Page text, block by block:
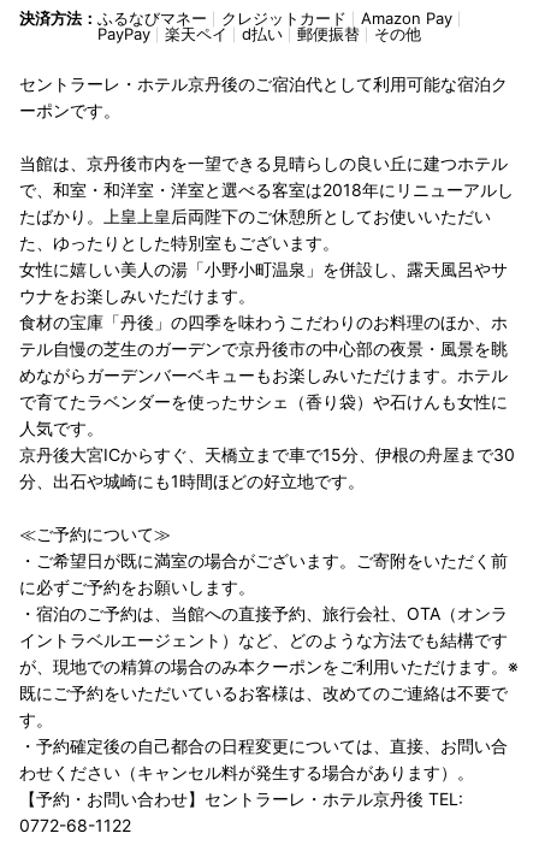
決済方法： ふるなびマネー クレジットカード
Amazon Pay
PayPay
楽天ペイ d払い 郵便振替 その他
セントラーレ・ホテル京丹後のご宿泊代として利用可能な宿泊ク
ーポンです。
当館は、京丹後市内を一望できる見晴らしの良い丘に建つホテル
で、和室・和洋室・洋室と選べる客室は2018年にリニューアルし
たばかり。上皇上皇后両陛下のご休憩所としてお使いいただい
た、ゆったりとした特別室もございます。
女性に嬉しい美人の湯「小野小町温泉」を併設し、露天風呂やサ
ウナをお楽しみいただけます。
食材の宝庫「丹後」の四季を味わうこだわりのお料理のほか、ホ
テル自慢の芝生のガーデンで京丹後市の中心部の夜景・風景を眺
めながらガーデンバーベキューもお楽しみいただけます。ホテル
で育てたラベンダーを使ったサシェ（香り袋）や石けんも女性に
人気です。
京丹後大宮ICからすぐ、天橋立まで車で15分、伊根の舟屋まで30
分、出石や城崎にも1時間ほどの好立地です。
≪ご予約について≫
・ご希望日が既に満室の場合がございます。ご寄附をいただく前
に必ずご予約をお願いします。
・宿泊のご予約は、当館への直接予約、旅行会社、OTA（オンラ
イントラベルエージェント）など、どのような方法でも結構です
が、現地での精算の場合のみ本クーポンをご利用いただけます。※
既にご予約をいただいているお客様は、改めてのご連絡は不要で
す。
・予約確定後の自己都合の日程変更については、直接、お問い合
わせください（キャンセル料が発生する場合があります）。
【予約・お問い合わせ】セントラーレ・ホテル京丹後 TEL:
0772-68-1122